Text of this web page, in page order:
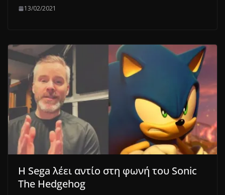
13/02/2021
Η Sega λέει αντίο στη φωνή του Sonic
The Hedgehog